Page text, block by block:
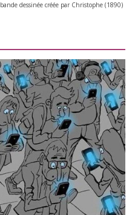
bande des­si­née créée par Christophe (1890)